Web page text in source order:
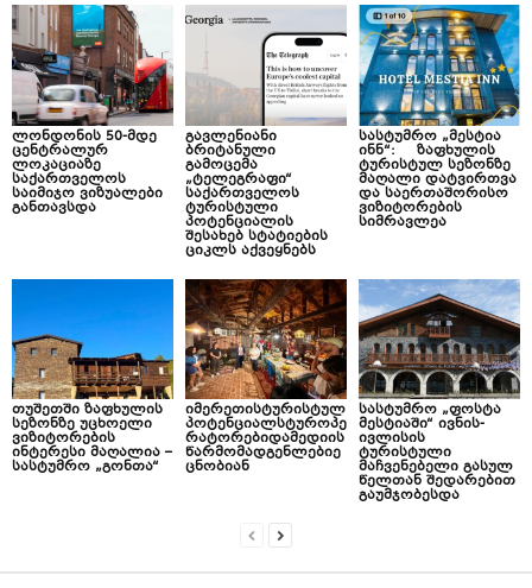
ლონდონის 50-მდე
ცენტრალურ
ლოკაციაზე
საქართველოს
საიმიჯო ვიზუალები
განთავსდა
გავლენიანი
ბრიტანული
გამოცემა
„ტელეგრაფი“
საქართველოს
ტურისტული
პოტენციალის
შესახებ სტატიების
ციკლს აქვეყნებს
სასტუმრო „მესტია
ინნ“: ზაფხულის
ტურისტულ სეზონზე
მაღალი დატვირთვა
და საერთაშორისო
ვიზიტორების
სიმრავლეა
თუშეთში ზაფხულის
სეზონზე უცხოელი
ვიზიტორების
ინტერესი მაღალია –
სასტუმრო „გონთა“
იმერეთისტურისტულ
პოტენციალსტუროპე
რატორებიდამედიის
წარმომადგენლებიე
ცნობიან
სასტუმრო „ფოსტა
მესტიაში“ ივნის-
ივლისის
ტურისტული
მაჩვენებელი გასულ
წელთან შედარებით
გაუმჯობესდა